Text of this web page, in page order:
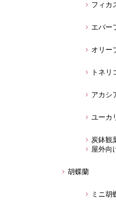
フィカ
エバー
オリー
トネリ
アカシ
ユーカ
炭鉢観
屋外向
胡蝶蘭
ミニ胡